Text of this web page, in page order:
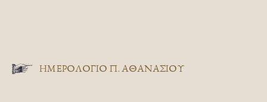
ΗΜΕΡΟΛΟΓΙΟ Π. ΑΘΑΝΑΣΙΟΥ